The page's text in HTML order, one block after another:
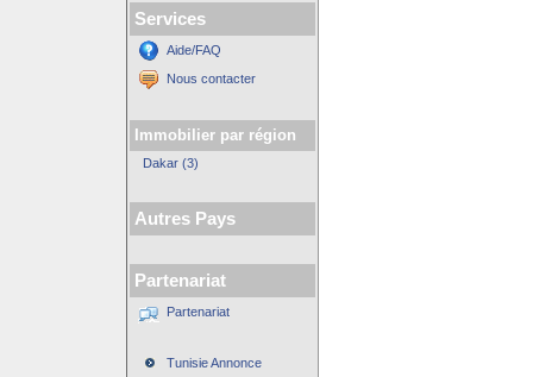
Services
Aide/FAQ
Nous contacter
Immobilier par région
Dakar (3)
Autres Pays
Partenariat
Partenariat
Tunisie Annonce